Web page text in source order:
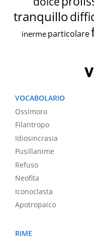
tranquillo
inerme particolare
VOCABOLARIO
Ossimoro
Filantropo
Idiosincrasia
Pusillanime
Refuso
Neofita
Iconoclasta
Apotropaico
RIME